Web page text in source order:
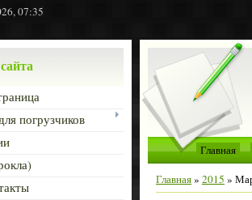
07:35
погрузчиков
Главная
Главная» 2015 »